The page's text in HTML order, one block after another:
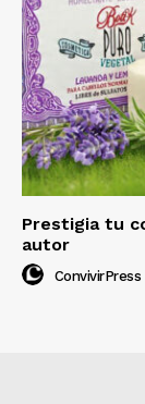
Prestigia tu
autor
ConvivirPress